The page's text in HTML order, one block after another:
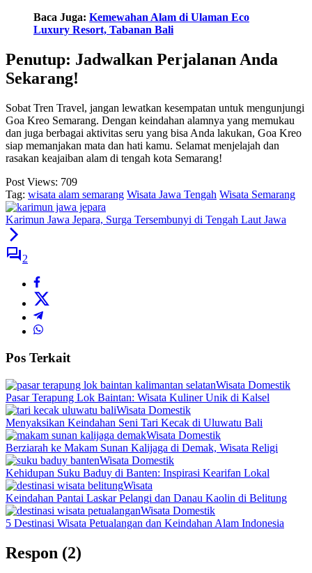
Baca Juga: Kemewahan Alam di Ulaman Eco
Luxury Resort, Tabanan Bali
Penutup: Jadwalkan Perjalanan Anda
Sekarang!
Sobat Tren Travel, jangan lewatkan kesempatan untuk mengunjungi
Goa Kreo Semarang. Dengan keindahan alamnya yang memukau
dan juga berbagai aktivitas seru yang bisa Anda lakukan, Goa Kreo
siap memanjakan mata dan hati kamu. Selamat menjelajah dan
rasakan keajaiban alam di tengah kota Semarang!
Post Views: 709
Tag: wisata alam semarang Wisata Jawa Tengah Wisata Semarang
Karimun Jawa Jepara, Surga Tersembunyi di Tengah Laut Jawa
2
Pos Terkait
Wisata Domestik
Pasar Terapung Lok Baintan: Wisata Kuliner Unik di Kalsel
Wisata Domestik
Menyaksikan Keindahan Seni Tari Kecak di Uluwatu Bali
Wisata Domestik
Berziarah ke Makam Sunan Kalijaga di Demak, Wisata Religi
Wisata Domestik
Kehidupan Suku Baduy di Banten: Inspirasi Kearifan Lokal
Wisata
Keindahan Pantai Laskar Pelangi dan Danau Kaolin di Belitung
Wisata Domestik
5 Destinasi Wisata Petualangan dan Keindahan Alam Indonesia
Respon (2)